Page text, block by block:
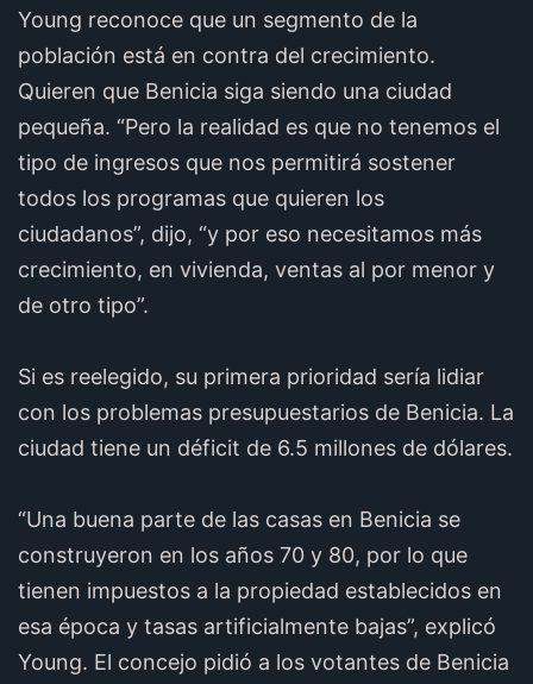
Young reconoce que un segmento de la
población está en contra del crecimiento.
Quieren que Benicia siga siendo una ciudad
pequeña. “Pero la realidad es que no tenemos el
tipo de ingresos que nos permitirá sostener
todos los programas que quieren los
ciudadanos”, dijo, “y por eso necesitamos más
crecimiento, en vivienda, ventas al por menor y
de otro tipo”.
Si es reelegido, su primera prioridad sería lidiar
con los problemas presupuestarios de Benicia. La
ciudad tiene un déficit de 6.5 millones de dólares.
“Una buena parte de las casas en Benicia se
construyeron en los años 70 y 80, por lo que
tienen impuestos a la propiedad establecidos en
esa época y tasas artificialmente bajas”, explicó
Young. El concejo pidió a los votantes de Benicia